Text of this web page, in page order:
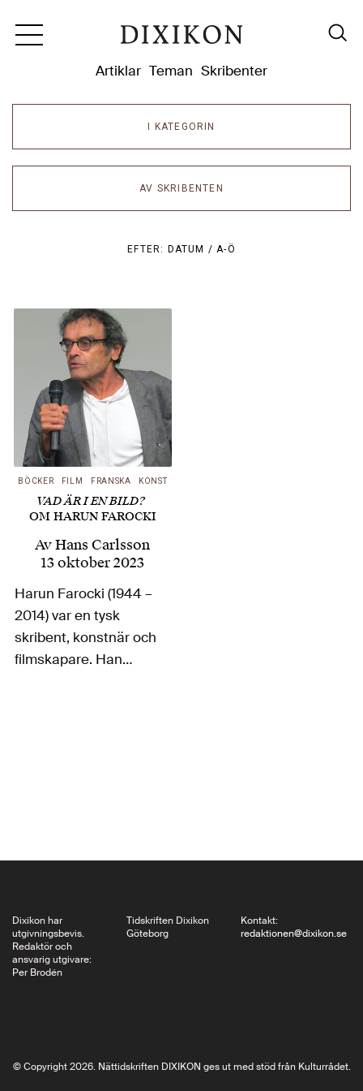
Artiklar Teman Skribenter
I KATEGORIN
AV SKRIBENTEN
EFTER: DATUM /A-Ö
BÖCKER FILM FRANSKA KONST
VAD ÄR I EN BILD?
OM HARUN FAROCKI
AvHans Carlsson
13 oktober 2023
Harun Farocki (1944 –
2014) var en tysk
skribent, konstnär och
filmskapare. Han
västtyska samhället
Dixikon har
utgivningsbevis.
Redaktör och
ansvarig utgivare:
Per Brodén
Tidskriften Dixikon
Göteborg
Kontakt:
redaktionen@dixikon.se
© Copyright 2026. Nättidskriften DIXIKON ges ut med stöd från Kulturrådet.